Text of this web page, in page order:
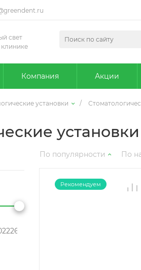
свет
Компания Акции
установки /
По популярности По
Рекомендуем